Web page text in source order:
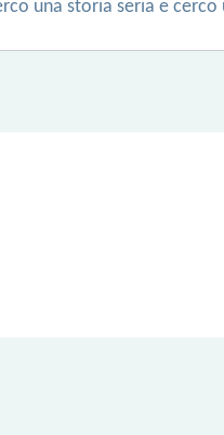
una storia seria e cerco